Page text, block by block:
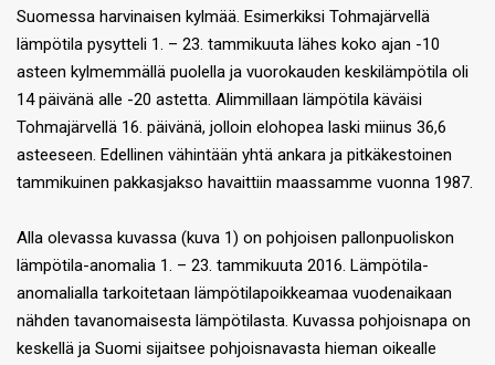
Suomessa harvinaisen kylmää. Esimerkiksi Tohmajärvellä
lämpötila pysytteli 1. – 23. tammikuuta lähes koko ajan -10
asteen kylmemmällä puolella ja vuorokauden keskilämpötila oli
14 päivänä alle -20 astetta. Alimmillaan lämpötila käväisi
Tohmajärvellä 16. päivänä, jolloin elohopea laski miinus 36,6
asteeseen. Edellinen vähintään yhtä ankara ja pitkäkestoinen
tammikuinen pakkasjakso havaittiin maassamme vuonna 1987.
Alla olevassa kuvassa (kuva 1) on pohjoisen pallonpuoliskon
lämpötila-anomalia 1. – 23. tammikuuta 2016. Lämpötila-
anomalialla tarkoitetaan lämpötilapoikkeamaa vuodenaikaan
nähden tavanomaisesta lämpötilasta. Kuvassa pohjoisnapa on
keskellä ja Suomi sijaitsee pohjoisnavasta hieman oikealle